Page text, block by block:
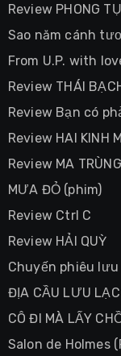
Review PHONG
Sao năm cánh
From U.P. with
Review THÁI
Review Bạn có
Review HAI KINH
Review MA TRÙNG
MƯA ĐỎ (phim)
Review Ctrl C
Review HẢI QUỲ
Chuyến phiêu lưu
ĐỊA CẦU LƯU LẠC
CÔ ĐI MÀ LẤY
Salon de Holmes